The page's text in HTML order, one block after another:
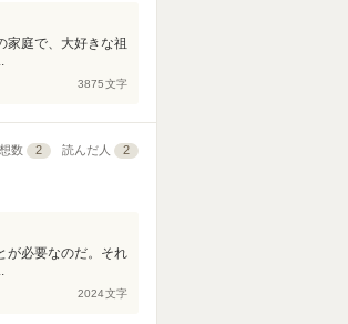
家庭で、大好きな祖
3875文字
数 2 読んだ人 2
が必要なのだ。それ
2024文字